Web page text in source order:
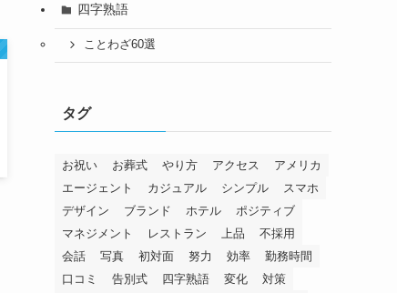
四字熟語
ことわざ60選
タグ
お祝い お葬式 やり方 アクセス
アメリカ
エージェント
カジュアル シンプル
スマホ
デザイン
ブランド ホテル
ポジティブ
マネジメント
レストラン 上品
不採用
会話
写真 初対面 努力 効率
勤務時間
口コミ
告別式 四字熟語 変化
対策